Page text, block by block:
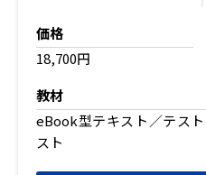
価格
18,700円
教材
eBook型テキスト／テス
スト